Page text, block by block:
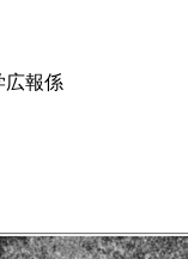
広報係